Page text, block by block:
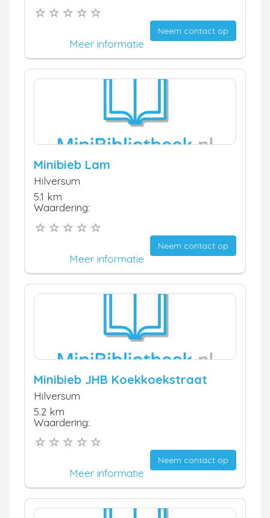
Neem contact op
Meer informatie
Minibieb Lam
Hilversum
5.1 km
Waardering:
Neem contact op
Meer informatie
Minibieb JHB Koekkoekstraat
Hilversum
5.2 km
Waardering:
Neem contact op
Meer informatie